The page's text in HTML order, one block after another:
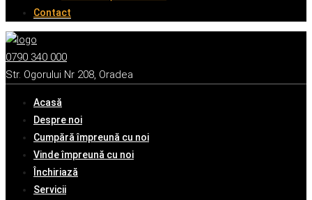
Contact
0790 340 000
Str. Ogorului Nr 208, Oradea
Acasă
Despre noi
Cumpără împreună cu noi
Vinde împreună cu noi
Închiriază
Servicii